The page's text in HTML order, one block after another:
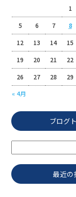
« 4月
1
5 6 7 8
12 13 14 15
19 20 21 22
26 27 28 29
ブログ
最近の